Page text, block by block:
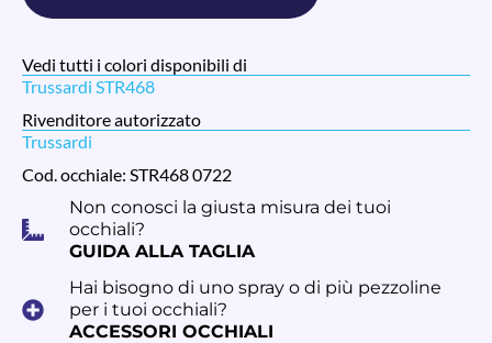
Vedi tutti i colori disponibili di
Trussardi STR468
Rivenditore autorizzato
Trussardi
Cod. occhiale: STR468 0722
Non conosci la giusta misura dei tuoi
occhiali?
GUIDA ALLA TAGLIA
Hai bisogno di uno spray o di più pezzoline
per i tuoi occhiali?
ACCESSORI OCCHIALI